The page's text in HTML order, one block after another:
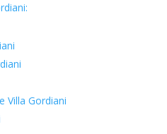
Villa Gordiani